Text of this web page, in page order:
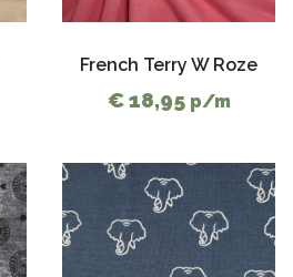
French Terry W Roze
€ 18,95 p/m